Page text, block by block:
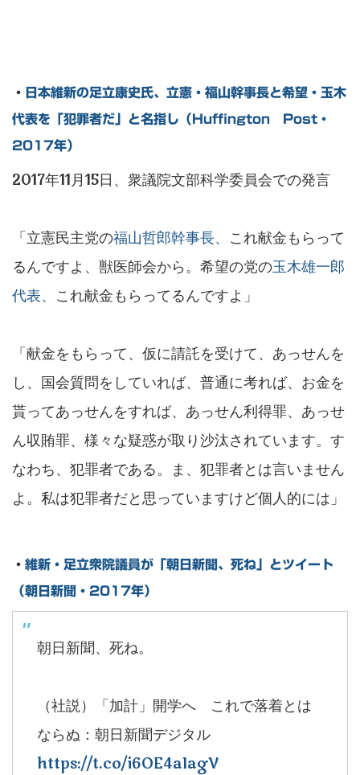
・ 日本維新の足立康史氏、立憲・福山幹事長と希望・玉木
代表を「犯罪者だ」と名指し（Huffington Post・
2017年）
2017年11月15日、衆議院文部科学委員会での発言
「立憲民主党の福山哲郎幹事長、 これ献金もらって
るんですよ、獣医師会から。希望の党の玉木雄一郎
代表、 これ献金もらってるんですよ」
「献金をもらって、仮に請託を受けて、あっせんを
し、国会質問をしていれば、普通に考れば、お金を
貰ってあっせんをすれば、あっせん利得罪、あっせ
ん収賄罪、様々な疑惑が取り沙汰されています。す
なわち、犯罪者である。ま、犯罪者とは言いません
よ。私は犯罪者だと思っていますけど個人的には」
・ 維新・足立衆院議員が「朝日新聞、死ね」とツイート
（朝日新聞・2017年）
朝日新聞、死ね。
（社説）「加計」開学へ これで落着とは
ならぬ：朝日新聞デジタル
https://t.co/i6OE4aIagV